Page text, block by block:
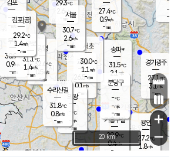
과천
26.5℃
0.1m/s
- mm
용인
27.2℃
1.8m/s
경기광주
27.1℃
3.1m/s
-mm
-m/
-
의왕
- ℃
-m/s
-mm
김포
- ℃
-m/s
mm
광명
32.6 ℃
0.5 m/s
-mm
부천
30.9℃
0.9m/s
-mm
구로
31.1℃
1.4m/s
-mm
29.3℃
2.6 m/s
- mm
27.4℃
0.9m/s
-mm
송파*
31.5℃
2.1 m/s
-mm
서초
30.0℃
1.1 m/s
-mm
기흥구갈
29.9℃
0.4m/s
-
수리산길
31.8℃
0.8m/s
-mm
분당구
-℃
-m/s
-mm
김포(공)
29.2℃
1.4m/s
-mm
서울
30.7℃
2.6m/s
-mm
+
−
20 km